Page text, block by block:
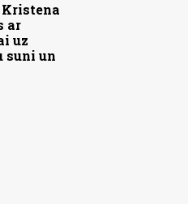
ar
uz
suni un